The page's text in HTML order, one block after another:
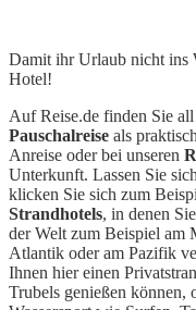
Damit ihr Urlaub nicht ins
Hotel!
Auf Reise.de finden Sie
Pauschalreise als
Anreise oder bei unseren
Unterkunft. Lassen Sie
klicken Sie sich zum
Strandhotels, in denen
der Welt zum Beispiel am
Atlantik oder am Pazifik
Ihnen hier einen
Trubels genießen können,